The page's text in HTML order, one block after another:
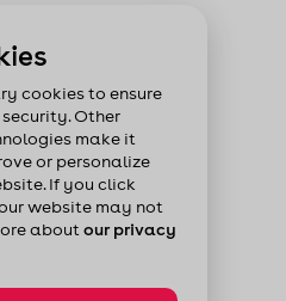
cookies to ensure
Other
make it
or personalize
If you click
website may not
aboutour privacy